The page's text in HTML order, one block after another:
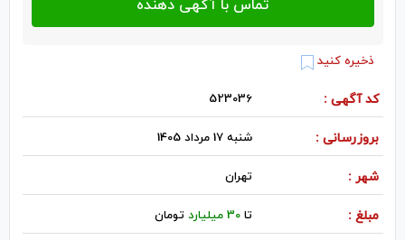
ذخیره کنید
کد آگهی : 523036
بروزرسانی : شنبه 17 مرداد 1405
شهر : تهران
مبلغ : تا30 میلیارد تومان